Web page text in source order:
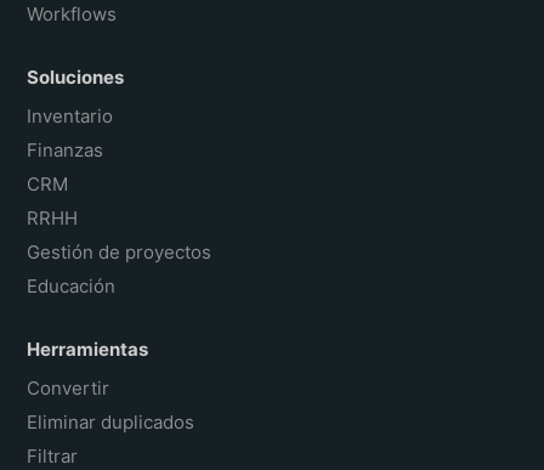
Workflows
Soluciones
Inventario
Finanzas
CRM
RRHH
Gestión de proyectos
Educación
Herramientas
Convertir
Eliminar duplicados
Filtrar